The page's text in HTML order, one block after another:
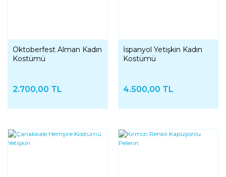
Oktoberfest Alman Kadın
Kostümü
2.700,00 TL
İspanyol Yetişkin Kadın
Kostümü
4.500,00 TL
YENI